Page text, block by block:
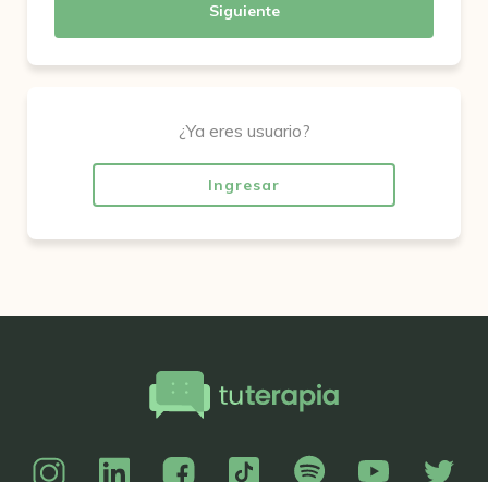
Siguiente
¿Ya eres usuario?
Ingresar